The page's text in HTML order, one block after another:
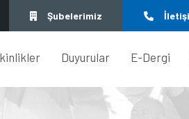
Şubelerimiz
Duyurular E-Dergi